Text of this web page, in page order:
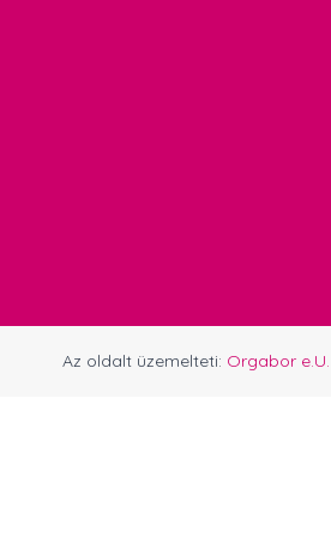
Az oldalt üzemelteti: Orgabor e.U.